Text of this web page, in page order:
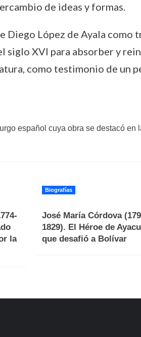
de ideas y formas.
Diego López de Ayala
siglo XVI para absorber y
como testimonio de un
español cuya obra se destacó en
la
Biografías
José María Córdova
1829). El Héroe de
que desafió a Bolívar